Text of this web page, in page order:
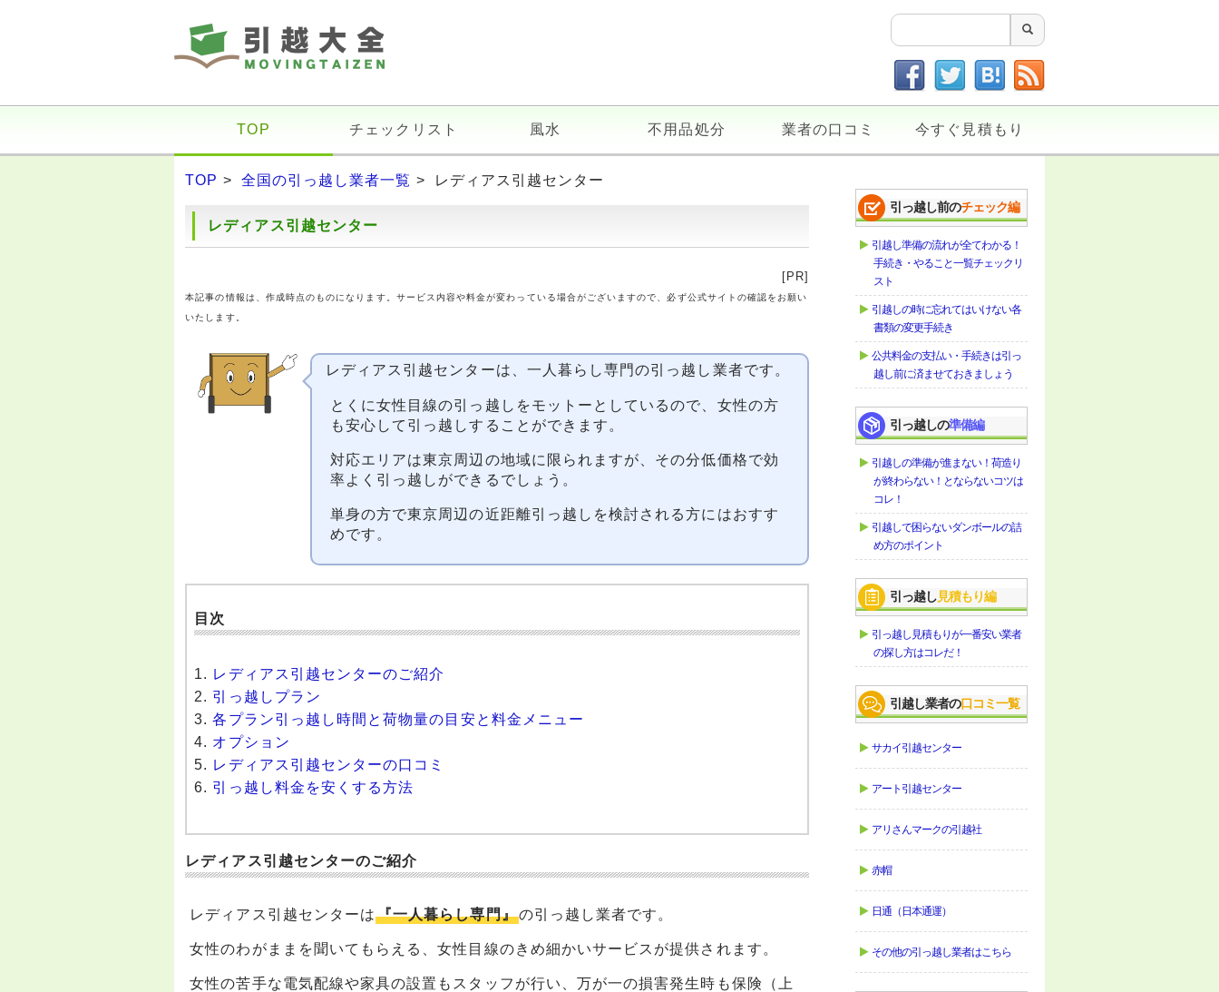
TOP チェックリスト 風水 不用品処分 業者の口コミ 今すぐ見積もり
TOP > 全国の引っ越し業者一覧 > レディアス引越センター
レディアス引越センター
[PR]
本記事の情報は、作成時点のものになります。サービス内容や料金が変わっている場合がございますので、必ず公式サイトの確認をお願い
いたします。
レディアス引越センターは、一人暮らし専門の引っ越し業者です。
とくに女性目線の引っ越しをモットーとしているので、女性の方
も安心して引っ越しすることができます。
対応エリアは東京周辺の地域に限られますが、その分低価格で効
率よく引っ越しができるでしょう。
単身の方で東京周辺の近距離引っ越しを検討される方にはおすす
めです。
目次
レディアス引越センターのご紹介
引っ越しプラン
各プラン引っ越し時間と荷物量の目安と料金メニュー
オプション
レディアス引越センターの口コミ
引っ越し料金を安くする方法
レディアス引越センターのご紹介
レディアス引越センターは『一人暮らし専門』の引っ越し業者です。
女性のわがままを聞いてもらえる、女性目線のきめ細かいサービスが提供されます。
女性の苦手な電気配線や家具の設置もスタッフが行い、万が一の損害発生時も保険（上
引っ越し前のチェック編
引越し準備の流れが全てわかる！
手続き・やること一覧チェックリ
スト
引越しの時に忘れてはいけない各
書類の変更手続き
公共料金の支払い・手続きは引っ
越し前に済ませておきましょう
引っ越しの準備編
引越しの準備が進まない！荷造り
が終わらない！とならないコツは
コレ！
引越しで困らないダンボールの詰
め方のポイント
引っ越し見積もり編
引っ越し見積もりが一番安い業者
の探し方はコレだ！
引越し業者の口コミ一覧
サカイ引越センター
アート引越センター
アリさんマークの引越社
赤帽
日通（日本通運）
その他の引っ越し業者はこちら